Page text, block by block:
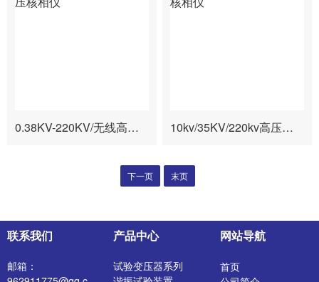
0.38KV-220KV/无线高压核相仪 10kv/35KV/220kv高压核相仪
下一页 末页
联系我们
邮箱：
产品中心
试验变压器系列
网站导航
首页